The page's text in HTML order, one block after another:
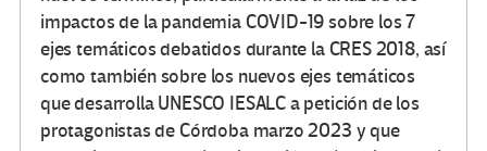
impactos de la pandemia COVID-19 sobre los 7
ejes temáticos debatidos durante la CRES 2018, así
como también sobre los nuevos ejes temáticos
que desarrolla UNESCO IESALC a petición de los
protagonistas de Córdoba marzo 2023 y que